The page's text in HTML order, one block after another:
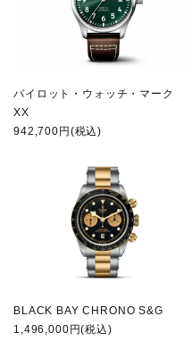
パイロット・ウォッチ・マーク
XX
942,700円(税込)
BLACK BAY CHRONO S&G
1,496,000円(税込)